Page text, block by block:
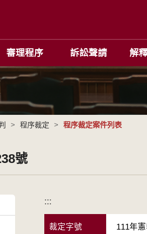
審理程序 訴訟聲請 解
> 程序裁定 > 程序裁定案件列表
號
:::
裁定字號 111年